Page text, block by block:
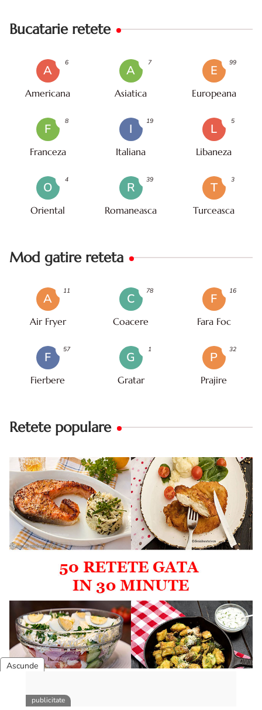
Bucatarie retete
A
Americana
6
A
Asiatica
7
E
Europeana
99
F
Franceza
8
I
Italiana
19
L
Libaneza
5
O
Oriental
4
R
Romaneasca
39
T
Turceasca
3
Mod gatire reteta
A
Air Fryer
11
C
Coacere
78
F
Fara Foc
16
F
Fierbere
57
G
Gratar
1
P
Prajire
32
Retete populare